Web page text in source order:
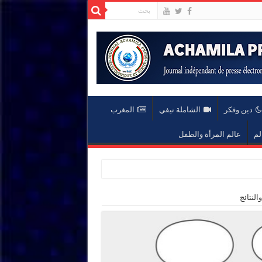
دين وفكر الشاملة تيفي المغرب
عالم المرأة والطفل